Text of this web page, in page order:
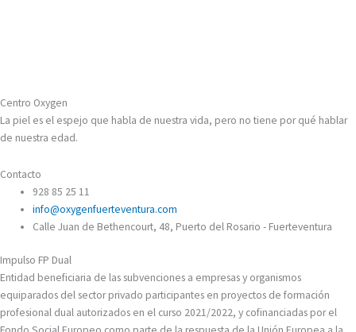
Centro Oxygen
La piel es el espejo que habla de nuestra vida, pero no tiene por qué hablar
de nuestra edad.
Contacto
928 85 25 11
info@oxygenfuerteventura.com
Calle Juan de Bethencourt, 48, Puerto del Rosario - Fuerteventura
Impulso FP Dual
Entidad beneficiaria de las subvenciones a empresas y organismos
equiparados del sector privado participantes en proyectos de formación
profesional dual autorizados en el curso 2021/2022, y cofinanciadas por el